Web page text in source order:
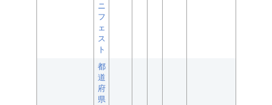
ニ
フ
ェ
ス
ト
都
道
府
県